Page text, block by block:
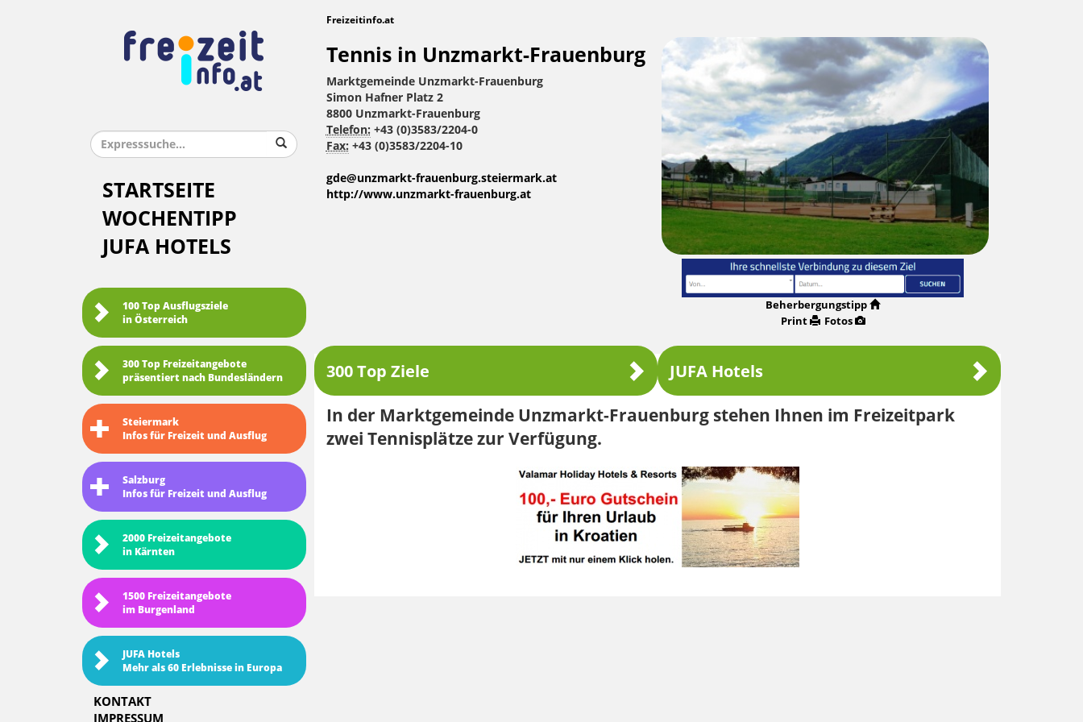
STARTSEITE
WOCHENTIPP
JUFA HOTELS
100 Top Ausflugsziele
in Österreich
300 Top Freizeitangebote
präsentiert nach Bundesländern
Steiermark
Infos für Freizeit und Ausflug
Salzburg
Infos für Freizeit und Ausflug
2000 Freizeitangebote
in Kärnten
1500 Freizeitangebote
im Burgenland
JUFA Hotels
Mehr als 60 Erlebnisse in Europa
KONTAKT
IMPRESSUM
Freizeitinfo.at
Tennis in Unzmarkt-Frauenburg
Marktgemeinde Unzmarkt-Frauenburg
Simon Hafner Platz 2
8800 Unzmarkt-Frauenburg
Telefon: +43 (0)3583/2204-0
Fax: +43 (0)3583/2204-10
gde@unzmarkt-frauenburg.steiermark.at
http://www.unzmarkt-frauenburg.at
Beherbergungstipp
Print
Fotos
300 Top Ziele JUFA Hotels
In der Marktgemeinde Unzmarkt-Frauenburg stehen Ihnen im Freizeitpark
zwei Tennisplätze zur Verfügung.